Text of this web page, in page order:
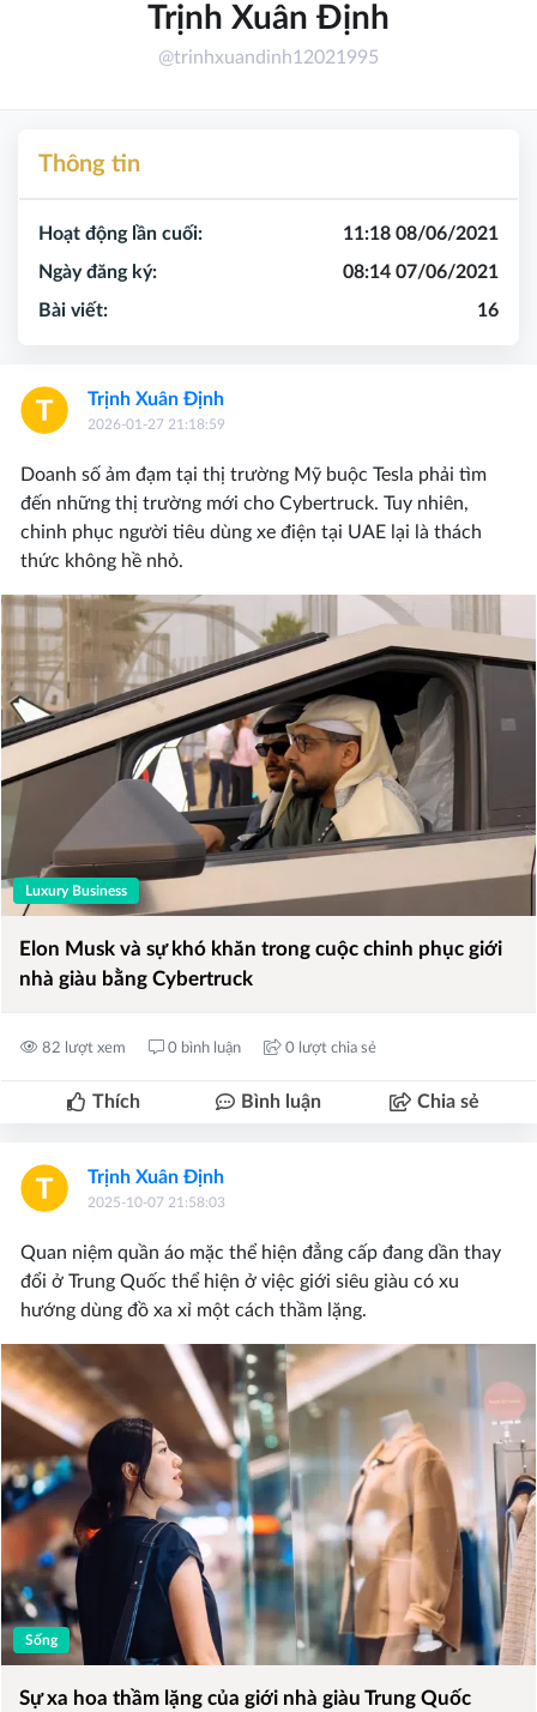
Trịnh Xuân Định
@trinhxuandinh12021995
Trịnh Xuân Định
2026-01-27 21:18:59
Doanh số ảm đạm tại thị trường Mỹ buộc Tesla phải tìm
đến những thị trường mới cho Cybertruck. Tuy nhiên,
chinh phục người tiêu dùng xe điện tại UAE lại là thách
thức không hề nhỏ.
Luxury Business
Elon Musk và sự khó khăn trong cuộc chinh phục giới
nhà giàu bằng Cybertruck
82 lượt xem 0 bình luận 0 lượt chia sẻ
Thích Bình luận Chia sẻ
Trịnh Xuân Định
2025-10-07 21:58:03
Quan niệm quần áo mặc thể hiện đẳng cấp đang dần thay
đổi ở Trung Quốc thể hiện ở việc giới siêu giàu có xu
hướng dùng đồ xa xỉ một cách thầm lặng.
Sống
Sự xa hoa thầm lặng của giới nhà giàu Trung Quốc
Thông tin
Hoạt động lần cuối:
11:18 08/06/2021
Ngày đăng ký:
08:14 07/06/2021
Bài viết:
16